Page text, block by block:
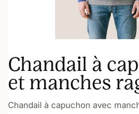
Chandail à
et manches
Chandail à capuchon avec